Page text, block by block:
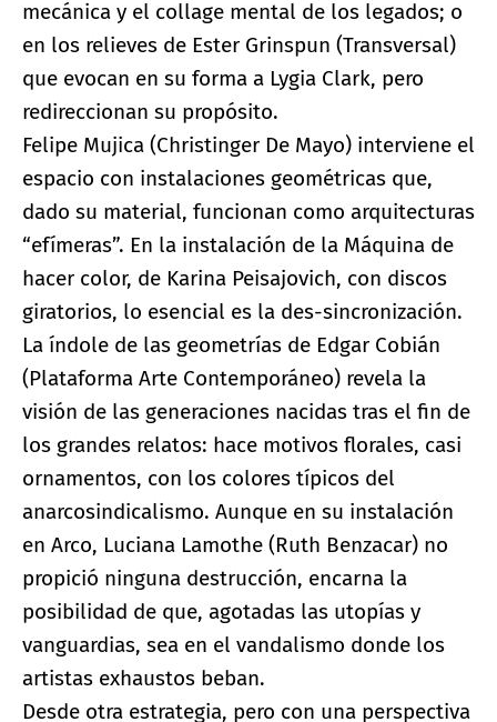
mecánica y el collage mental de los legados; o
en los relieves de Ester Grinspun (Transversal)
que evocan en su forma a Lygia Clark, pero
redireccionan su propósito.
Felipe Mujica (Christinger De Mayo) interviene el
espacio con instalaciones geométricas que,
dado su material, funcionan como arquitecturas
“efímeras”. En la instalación de la Máquina de
hacer color, de Karina Peisajovich, con discos
giratorios, lo esencial es la des-sincronización.
La índole de las geometrías de Edgar Cobián
(Plataforma Arte Contemporáneo) revela la
visión de las generaciones nacidas tras el fin de
los grandes relatos: hace motivos florales, casi
ornamentos, con los colores típicos del
anarcosindicalismo. Aunque en su instalación
en Arco, Luciana Lamothe (Ruth Benzacar) no
propició ninguna destrucción, encarna la
posibilidad de que, agotadas las utopías y
vanguardias, sea en el vandalismo donde los
artistas exhaustos beban.
Desde otra estrategia, pero con una perspectiva